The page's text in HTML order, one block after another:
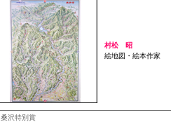
村松 昭
絵地図・絵本作家
桑沢特別賞